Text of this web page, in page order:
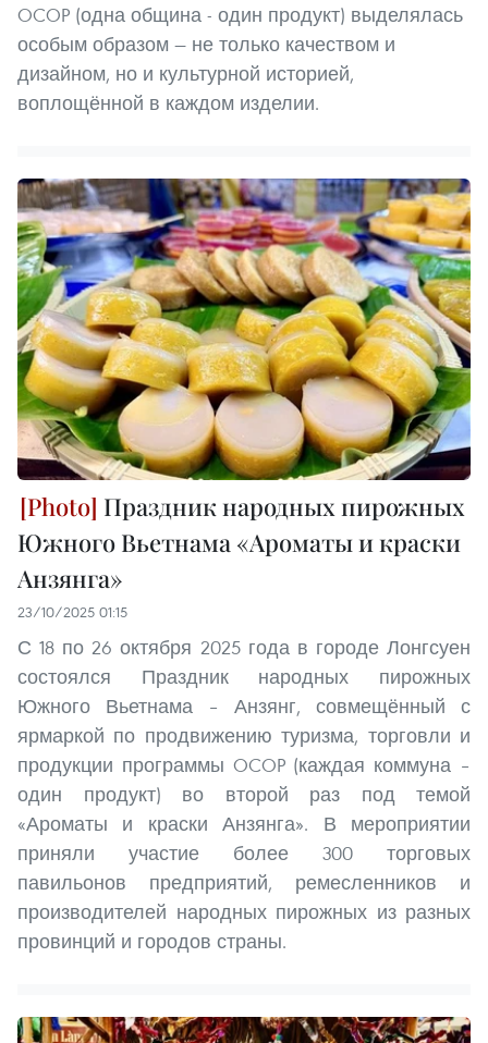
OCOP (одна община - один продукт) выделялась
особым образом — не только качеством и
дизайном, но и культурной историей,
воплощённой в каждом изделии.
Праздник народных пирожных
Южного Вьетнама «Ароматы и краски
Анзянга»
23/10/2025 01:15
С 18 по 26 октября 2025 года в городе Лонгсуен
состоялся Праздник народных пирожных
Южного Вьетнама – Анзянг, совмещённый с
ярмаркой по продвижению туризма, торговли и
продукции программы OCOP (каждая коммуна –
один продукт) во второй раз под темой
«Ароматы и краски Анзянга». В мероприятии
приняли участие более 300 торговых
павильонов предприятий, ремесленников и
производителей народных пирожных из разных
провинций и городов страны.